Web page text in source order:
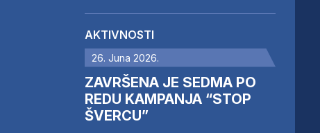
AKTIVNOSTI
26. Juna 2026.
ZAVRŠENA JE SEDMA PO
REDU KAMPANJA “STOP
ŠVERCU”